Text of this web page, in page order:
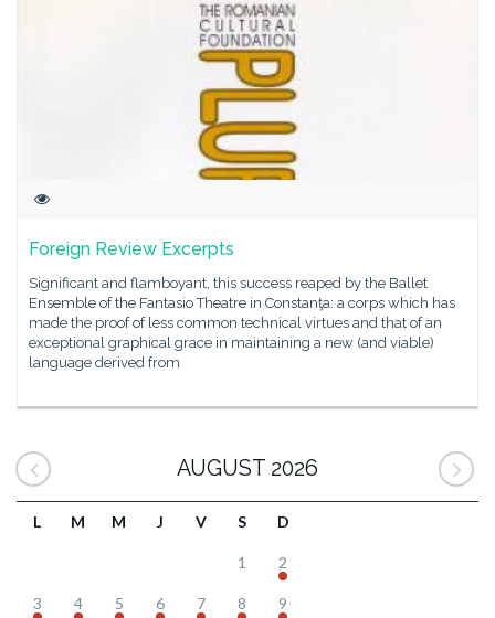
Foreign Review Excerpts
Significant and flamboyant, this success reaped by the Ballet
Ensemble of the Fantasio Theatre in Constanţa: a corps which has
made the proof of less common technical virtues and that of an
exceptional graphical grace in maintaining a new (and viable)
language derived from
AUGUST 2026
L M M J V S D
1 2
3 4 5 6 7 8 9